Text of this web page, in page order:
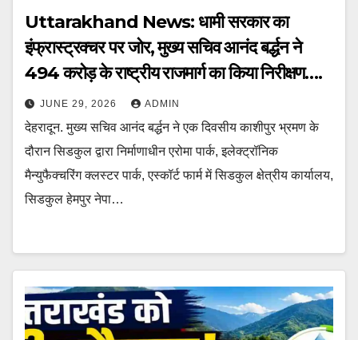
Uttarakhand News: धामी सरकार का
इंफ्रास्ट्रक्चर पर जोर, मुख्य सचिव आनंद बर्द्धन ने
494 करोड़ के राष्ट्रीय राजमार्ग का किया निरीक्षण….
JUNE 29, 2026 ADMIN
देहरादून. मुख्य सचिव आनंद बर्द्धन ने एक दिवसीय काशीपुर भ्रमण के
दौरान सिडकुल द्वारा निर्माणाधीन एरोमा पार्क, इलेक्ट्रॉनिक
मैन्युफैक्चरिंग क्लस्टर पार्क, एस्कॉर्ट फार्म में सिडकुल क्षेत्रीय कार्यालय,
सिडकुल हेमपुर नेपा…